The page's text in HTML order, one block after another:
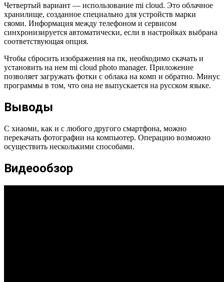
Четвертый вариант — использование mi cloud. Это облачное
хранилище, созданное специально для устройств марки
сяоми. Информация между телефоном и сервисом
синхронизируется автоматически, если в настройках выбрана
соответствующая опция.
Чтобы сбросить изображения на пк, необходимо скачать и
установить на нем mi cloud photo manager. Приложение
позволяет загружать фотки с облака на комп и обратно. Минус
программы в том, что она не выпускается на русском языке.
Выводы
С хиаоми, как и с любого другого смартфона, можно
перекачать фотографии на компьютер. Операцию возможно
осуществить несколькими способами.
Видеообзор